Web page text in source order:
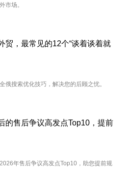
市场。
贸，最常见的12个“谈着谈着就
俄搜索优化技巧，解决您的后顾之忧。
的售后争议高发点Top10，提前
年售后争议高发点Top10，助您提前规